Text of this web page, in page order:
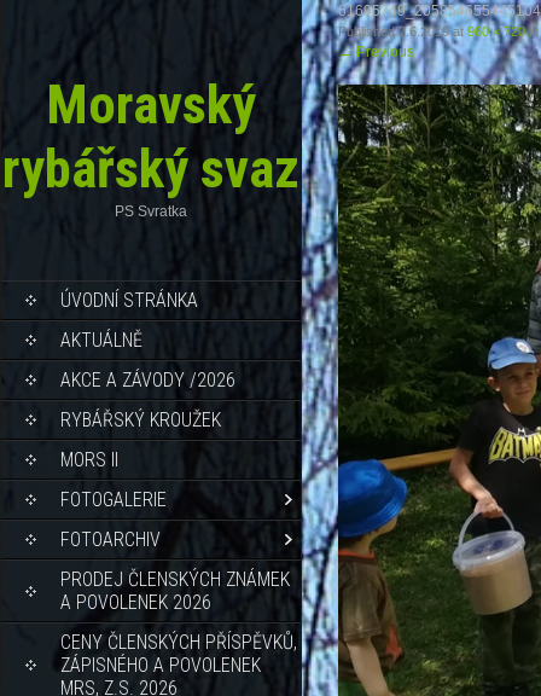
Moravský
rybářský svaz
PS Svratka
ÚVODNÍ STRÁNKA
AKTUÁLNĚ
AKCE A ZÁVODY /2026
RYBÁŘSKÝ KROUŽEK
MORS II
FOTOGALERIE
FOTOARCHIV
PRODEJ ČLENSKÝCH ZNÁMEK
A POVOLENEK 2026
CENY ČLENSKÝCH PŘÍSPĚVKŮ,
ZÁPISNÉHO A POVOLENEK
MRS, Z.S. 2026
Published2.6.2019at 960 × 720in
←Previous